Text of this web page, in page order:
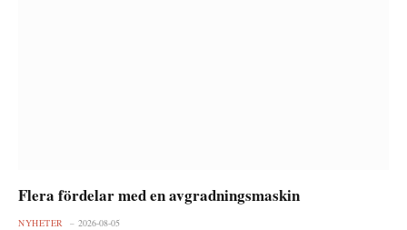
Flera fördelar med en avgradningsmaskin
NYHETER 2026-08-05